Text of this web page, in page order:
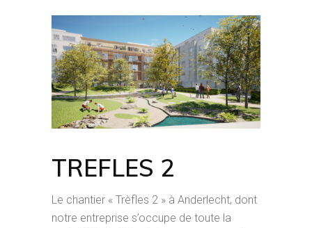
TREFLES 2
Le chantier « Trèfles 2 » à Anderlecht, dont
notre entreprise s’occupe de toute la